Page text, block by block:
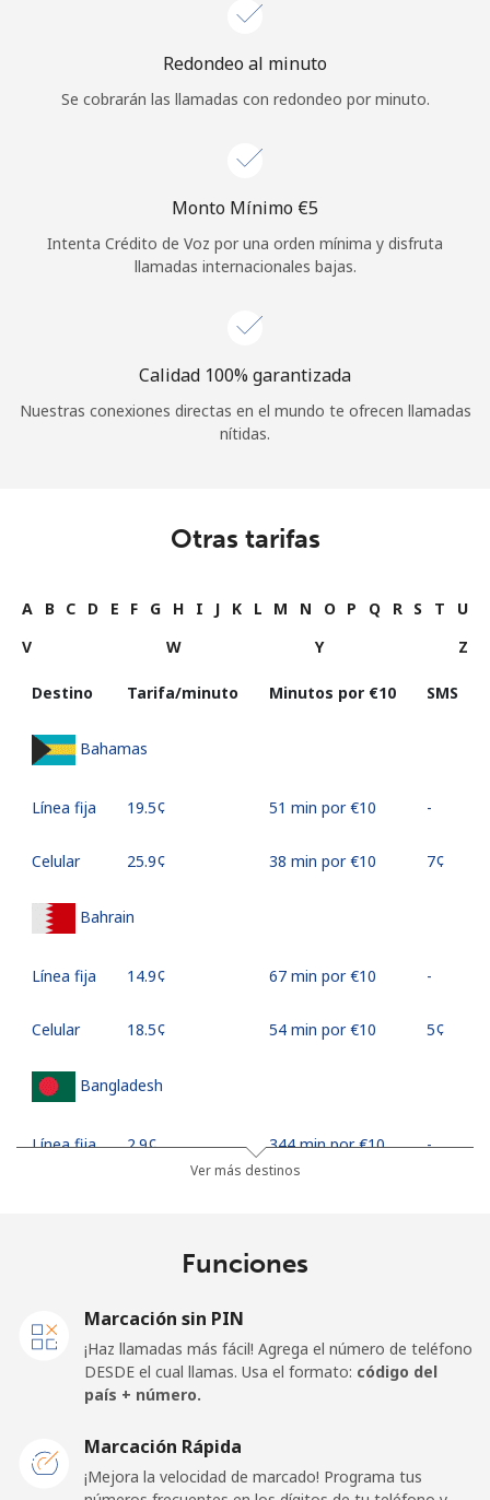
Iniciar Sesión
Continuar con
Redondeo al minuto
Se cobrarán las llamadas con redondeo por minuto.
Monto Mínimo ⁦€5⁩
Intenta Crédito de Voz por una orden mínima y disfruta
llamadas internacionales bajas.
Calidad 100% garantizada
Nuestras conexiones directas en el mundo te ofrecen llamadas
nítidas.
Otras tarifas
A B C D E F G H I J K L M N O P Q R S T
U
V
W Y Z
Destino Tarifa/minuto Minutos por ⁦€10⁩ SMS
Bahamas
Línea fija ⁦19.5¢⁩ 51 min por ⁦€10⁩ -
Celular ⁦25.9¢⁩ 38 min por ⁦€10⁩ ⁦7¢⁩
Bahrain
Línea fija ⁦14.9¢⁩ 67 min por ⁦€10⁩ -
Celular ⁦18.5¢⁩ 54 min por ⁦€10⁩ ⁦5¢⁩
Bangladesh
Línea fija ⁦2.9¢⁩ 344 min por ⁦€10⁩ -
Línea fija ⁦27.5¢⁩
⁦29.5¢⁩ 33 min por ⁦€10⁩ -
Línea fija ⁦50.5¢⁩ 19 min por ⁦€10⁩
Ver más destinos
Funciones
Marcación sin PIN
¡Haz llamadas más fácil! Agrega el número de teléfono
DESDE el cual llamas. Usa el formato: código del
país + número.
Marcación Rápida
¡Mejora la velocidad de marcado! Programa tus